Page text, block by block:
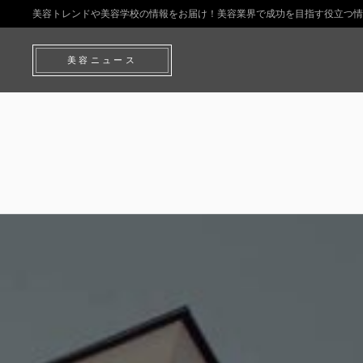
美容トレンドや美容学校の情報をお届け！美容業界で成功を目指す役立つ
美容ニュース